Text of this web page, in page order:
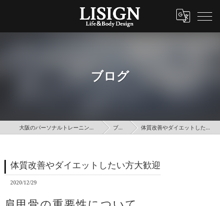
ブログ
大阪のパーソナルトレーニングはLISIGN ブログ 体質改善やダイエットしたい方大歓迎
体質改善やダイエットしたい方大歓迎
2020/12/29